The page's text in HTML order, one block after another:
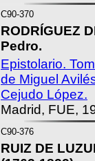
C90-370
RODRÍGUEZ
Pedro.
Epistolario.
de Miguel
Cejudo López.
Madrid, FUE,
C90-376
RUIZ DE